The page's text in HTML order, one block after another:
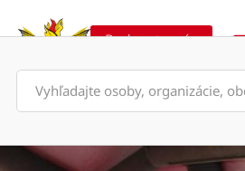
Podporte nás